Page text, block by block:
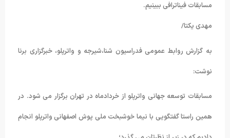
مسابقات فیناترافی ببینیم.
مهدی یکتا/
به گزارش روابط عمومی فدراسیون شنا،شیرجه و واترپلو، خبرگزاری برنا
نوشت:
مسابقات توسعه جهانی واترپلو از خردادماه در تهران برگزار می شود. در
همین راستا گفتگویی با نیما خوشبخت ملی پوش اصفهانی واترپلو انجام